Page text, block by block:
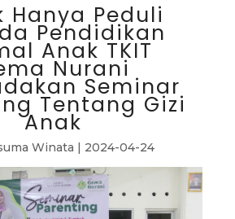
Hanya Peduli
Pendidikan
Anak TKIT
Nurani
Seminar
Tentang Gizi
Anak
Winata | 2024-04-24